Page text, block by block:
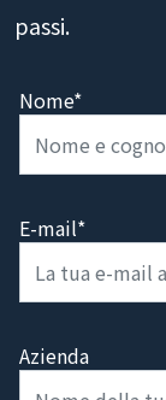
passi.
Nome*
E-mail*
Azienda